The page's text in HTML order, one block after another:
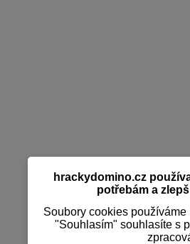
hrackydomino.cz
potřebám a
Soubory cookies
"Souhlasím" souhlasíte s